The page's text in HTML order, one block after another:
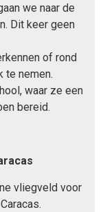
we naar de
Dit keer geen
of rond
te nemen.
waar ze een
bereid.
vliegveld voor